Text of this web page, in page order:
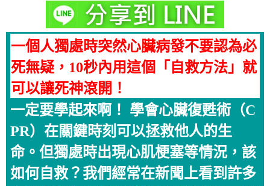
一個人獨處時突然心臟病發不要認為必
死無疑，10秒內用這個「自救方法」就
可以讓死神滾開！
一定要學起來啊！ 學會心臟復甦術（C
PR）在關鍵時刻可以拯救他人的生
命。但獨處時出現心肌梗塞等情況，該
如何自救？我們經常在新聞上看到許多